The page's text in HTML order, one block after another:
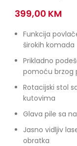
399,00 KM
Funkcija
širokih komada
Prikladno
pomoću brzog
Rotacijski stol
kutovima
Glava pile sa
Jasno vidljiv
obratka